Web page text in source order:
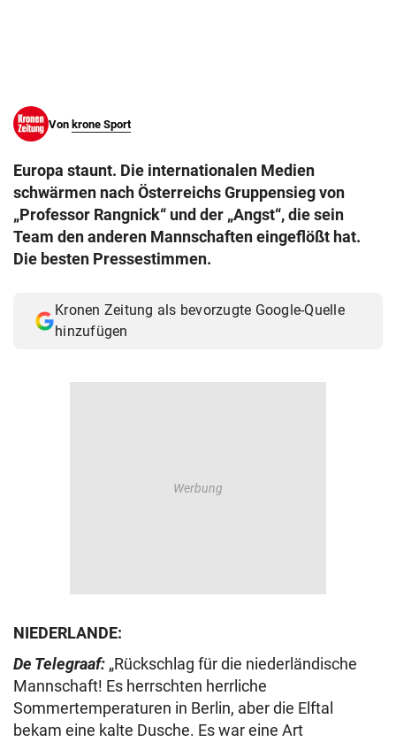
Von krone Sport
Europa staunt. Die internationalen Medien
schwärmen nach Österreichs Gruppensieg von
„Professor Rangnick“ und der „Angst“, die sein
Team den anderen Mannschaften eingeflößt hat.
Die besten Pressestimmen.
Kronen Zeitung als bevorzugte Google-Quelle
hinzufügen
NIEDERLANDE:
De Telegraaf: „Rückschlag für die niederländische
Mannschaft! Es herrschten herrliche
Sommertemperaturen in Berlin, aber die Elftal
bekam eine kalte Dusche. Es war eine Art